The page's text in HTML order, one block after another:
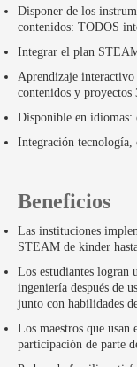
Disponer de los
contenidos: TODOS
Integrar el plan
Aprendizaje
contenidos y proyectos
Disponible en idiomas:
Integración tecnología,
Beneficios
Las instituciones
STEAM de kinder
Los estudiantes logran
ingeniería después de
junto con habilidades
Los maestros que
participación de parte